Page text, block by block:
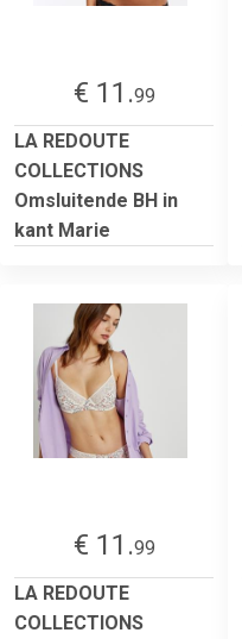
€ 11.99
LA REDOUTE
COLLECTIONS
Omsluitende BH in
kant Marie
€ 11.99
LA REDOUTE
COLLECTIONS